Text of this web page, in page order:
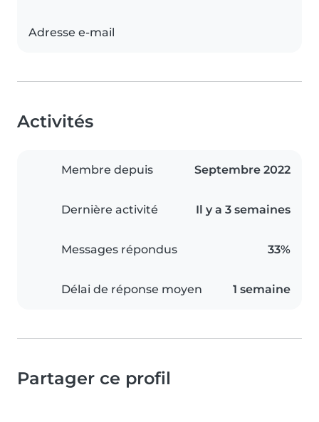
Adresse e-mail
Activités
Membre depuis Septembre 2022
Dernière activité Il y a 3 semaines
Messages répondus 33%
Délai de réponse moyen 1 semaine
Partager ce profil